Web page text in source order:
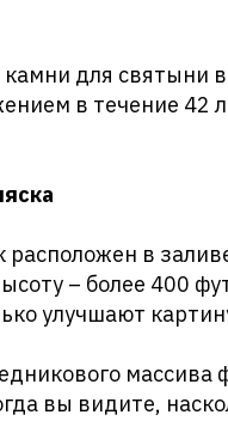
для святыни
в течение 42
расположен в
– более 400
улучшают
вы видите,